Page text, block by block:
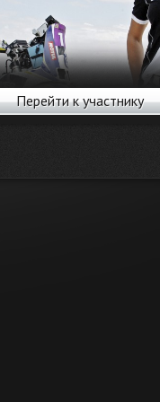
Перейти к участнику